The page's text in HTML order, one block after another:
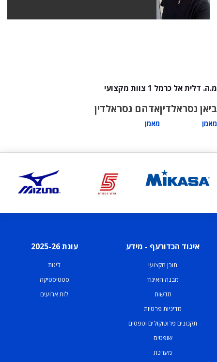
מ.ה. דלית אל כרמל 1 צוות מקצועי
ביאן נסראלדין
מאמן
אדהם נסראלדין
מאמן
איגוד הכדורעף - מידע
תוכן מקצועי
מבנה האיגוד
חדשות
מדיניות פרטיות
תקנונים פרוטוקולים וטפסים
שופטים
מערכת
עונת 2025-26
ליגות
סטטיסטיקה
לוח ארועים